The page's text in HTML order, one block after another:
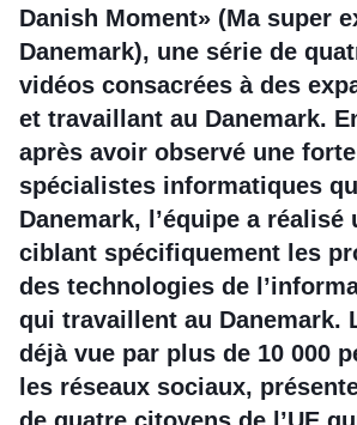
Danish Moment» (Ma super
Danemark), une série de
vidéos consacrées à des
et travaillant au Danemark.
après avoir observé une
spécialistes informatiques
Danemark, l’équipe a réalisé
ciblant spécifiquement les
des technologies de
qui travaillent au Danemark.
déjà vue par plus de 10 000
les réseaux sociaux,